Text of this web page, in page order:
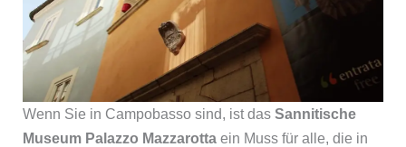
Wenn Sie in Campobasso sind, ist das Sannitische
Museum Palazzo Mazzarottaein Muss für alle, die in